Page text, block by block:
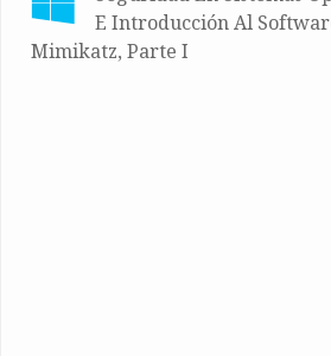
E Introducción Al
Mimikatz, Parte I